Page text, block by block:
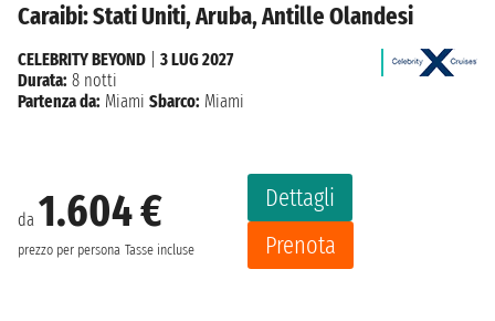
Caraibi: Stati Uniti, Aruba, Antille Olandesi
da 1.604 €
prezzo per persona Tasse incluse
Dettagli
Prenota
CELEBRITY BEYOND
3 LUG 2027
Durata: 8 notti
Partenza da: Miami Sbarco: Miami